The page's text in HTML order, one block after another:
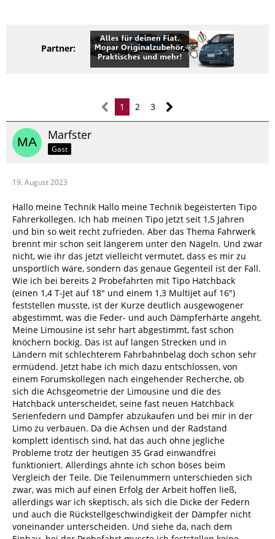
Partner:
1 2 3
Marfster
Gast
19. August 2023
Hallo meine Technik Hallo meine Technik begeisterten Tipo
Fahrerkollegen. Ich hab meinen Tipo jetzt seit 1,5 Jahren
und bin so weit recht zufrieden. Aber das Thema Fahrwerk
brennt mir schon seit längerem unter den Nägeln. Und zwar
nicht, wie ihr das jetzt vielleicht vermutet, dass es mir zu
unsportlich wäre, sondern das genaue Gegenteil ist der Fall.
Wie ich bei bereits 2 Probefahrten mit Tipo Hatchback
(einen 1,4 T-Jet auf 18" und einem 1,3 Multijet auf 16")
feststellen musste, ist der Kurze deutlich ausgewogener
abgestimmt, was die Feder- und auch Dämpferhärte angeht.
Meine Limousine ist sehr hart abgestimmt, fast schon
knöchern bockig. Das ist auf langen Strecken und in
Ländern mit schlechterem Fahrbahnbelag doch schon sehr
ermüdend. Jetzt habe ich mich dazu entschlossen, von
einem Forumskollegen nach eingehender Recherche, ob
sich die Achsgeometrie der Limousine und die des
Hatchback unterscheidet, seine fast neuen Hatchback
Serienfedern und Dämpfer abzukaufen und bei mir in der
Limo zu verbauen. Da die Achsen und der Radstand
komplett identisch sind, hat das auch ohne jegliche
Probleme trotz der heutigen 35 Grad einwandfrei
funktioniert. Allerdings ahnte ich schon böses beim
Vergleich der Teile. Die Teilenummern unterschieden sich
zwar, was mich auf einen Erfolg der Arbeit hoffen ließ,
allerdings war ich skeptisch, als sich die Dicke der Federn
und auch die Rückstellgeschwindigkeit der Dämpfer nicht
voneinander unterscheiden. Und siehe da, nach dem